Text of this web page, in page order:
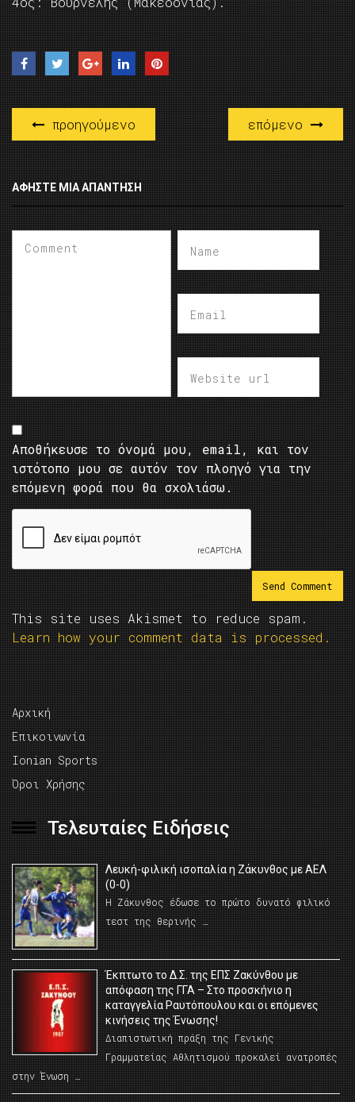
προηγούμενο επόμενο
ΑΦΉΣΤΕ ΜΙΑ ΑΠΆΝΤΗΣΗ
Αποθήκευσε το όνομά μου, email, και τον
ιστότοπο μου σε αυτόν τον πλοηγό για την
επόμενη φορά που θα σχολιάσω.
This site uses Akismet to reduce spam.
Learn how your comment data is processed.
Αρχική
Επικοινωνία
Ionian Sports
Όροι Χρήσης
Τελευταίες Ειδήσεις
Λευκή-φιλική ισοπαλία η Ζάκυνθος με ΑΕΛ
(0-0)
Η Ζάκυνθος έδωσε το πρώτο δυνατό φιλικό
τεστ της θερινής …
Έκπτωτο το Δ.Σ. της ΕΠΣ Ζακύνθου με
απόφαση της ΓΓΑ – Στο προσκήνιο η
καταγγελία Ραυτόπουλου και οι επόμενες
κινήσεις της Ένωσης!
Διαπιστωτική πράξη της Γενικής
Γραμματείας Αθλητισμού προκαλεί ανατροπές
στην Ένωση …